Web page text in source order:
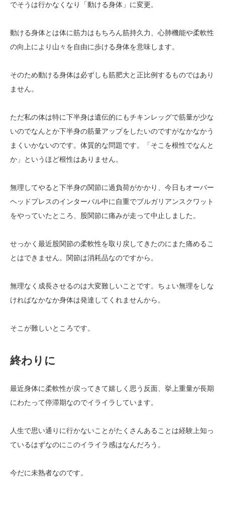
でそうは行かなくなり「動ける身体」に変更。
動ける身体とは体に筋力はもちろん筋持久力、心肺機能や柔軟性
の向上により山々を自由に歩ける身体を意味します。
そのため動ける身体は必ずしも筋肥大と正比例するものではあり
ません。
ただ私の体は特に下半身は遺伝的にもチキンレッグで筋量が少な
いのでなんとか下半身の筋量アップをしたいのですがなかなかう
まくいかないのです。体質的な問題です。「そこを根性でなんと
か」というほど根性はありません。
無理してやると下半身の関節に過負荷がかかり、今日もオーバー
ヘッドプレスのインターバル中に自重でブルガリアンスクワット
をやっていたところ、股関節に痛みが走って中止しました。
せっかく最近股関節の柔軟性を取り戻してきたのにまた痛めるこ
とはできません。関節は消耗品なのですから。
無理なく成長させるのは大変難しいことです。ちょい無理をしな
ければなかなか身体は発達してくれませんから。
そこが難しいところです。
終わりに
最近身体に柔軟性が戻ってきて嬉しく思う反面、挙上重量が長期
にわたって停滞期なのでイライラしています。
人生で思い通りに行かないことがたくさんあることは経験上知っ
ているはずなのにこのイライラ感はなんだろう。
今だに未熟者なのです。